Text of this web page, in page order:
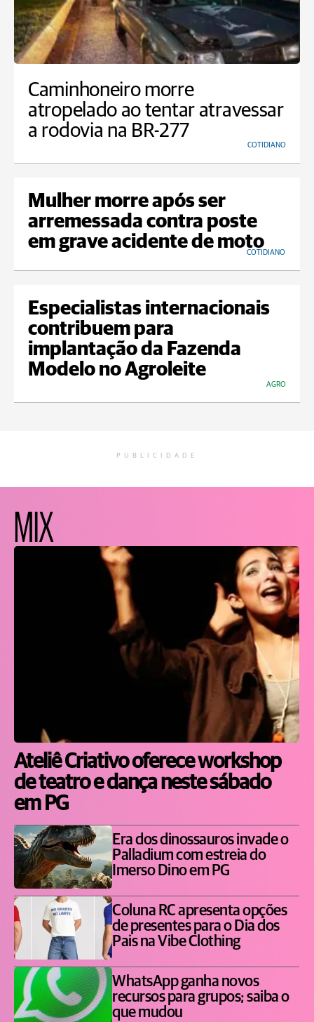
Caminhoneiro morre
atropelado ao tentar atravessar
a rodovia na BR-277
COTIDIANO
Mulher morre após ser
arremessada contra poste
em grave acidente de moto
COTIDIANO
Especialistas internacionais
contribuem para
implantação da Fazenda
Modelo no Agroleite
AGRO
PUBLICIDADE
MIX
Ateliê Criativo oferece workshop
de teatro e dança neste sábado
em PG
Era dos dinossauros invade o
Palladium com estreia do
Imerso Dino em PG
Coluna RC apresenta opções
de presentes para o Dia dos
Pais na Vibe Clothing
WhatsApp ganha novos
recursos para grupos; saiba o
que mudou